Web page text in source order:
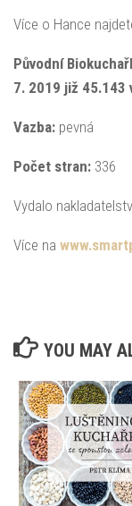
Více o Hance
Původní
7. 2019 již 45.143
Vazba: pevná
Počet stran: 336
Vydalo
Více na
YOU MAY